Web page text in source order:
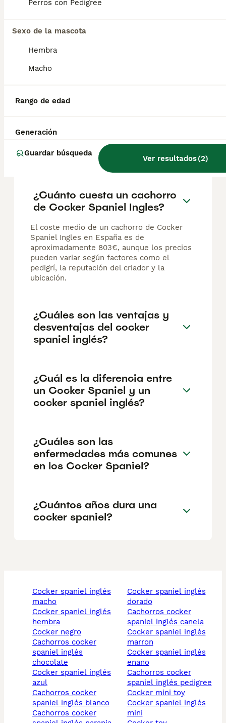
Perros con Pedigree
Sexo de la mascota
Hembra
Macho
Rango de edad
Generación
Guardar búsqueda
Ver resultados(2)
Sexo
Criador
Identidad Verificada
Preguntas frecuentes
¿Cuánto cuesta un cachorro
de Cocker Spaniel Ingles?
El coste medio de un cachorro de Cocker
Spaniel Ingles en España es de
aproximadamente 803€, aunque los precios
pueden variar según factores como el
pedigrí, la reputación del criador y la
ubicación.
¿Cuáles son las ventajas y
desventajas del cocker
spaniel inglés?
¿Cuál es la diferencia entre
un Cocker Spaniel y un
cocker spaniel inglés?
¿Cuáles son las
enfermedades más comunes
en los Cocker Spaniel?
¿Cuántos años dura una
cocker spaniel?
cocker spaniel inglés
macho
cocker spaniel inglés
hembra
cocker negro
cachorros cocker
spaniel inglés
chocolate
cocker spaniel inglés
azul
cachorros cocker
spaniel inglés blanco
cachorros cocker
cocker spaniel inglés
dorado
cachorros cocker
spaniel inglés canela
cocker spaniel inglés
marron
cocker spaniel inglés
enano
cachorros cocker
spaniel inglés pedigree
cocker mini toy
cocker spaniel inglés
mini